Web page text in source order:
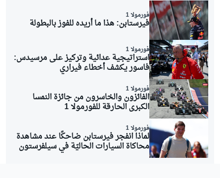
فورمولا 1
فيرستابن: هذا ما أريده للفوز بالبطولة
فورمولا 1
استراتيجية عدائية وتركيز على مرسيدس:
فاسور يكشف أخطاء فيراري
فورمولا 1
الفائزون والخاسرون من جائزة النمسا
الكبرى الحارقة للفورمولا 1
فورمولا 1
لماذا انفجر فيرستابن ضاحكًا عند مشاهدة
محاكاة السيارات الحاليّة في سيلفرستون